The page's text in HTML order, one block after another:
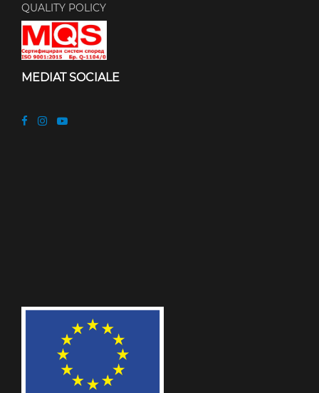
QUALITY POLICY
MEDIAT SOCIALE